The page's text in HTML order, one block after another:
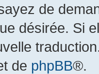
de
désirée. Si
de phpBB®.